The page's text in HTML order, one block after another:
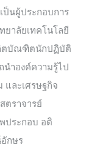
ป็นผู้ประกอบการ
ยาลัยเทคโนโลยี
ตบัณฑิตนักปฏิบัติ
นำองค์ความรู้ไป
ละเศรษฐกิจ
ตราจารย์
ประกอบ อติ
กษร